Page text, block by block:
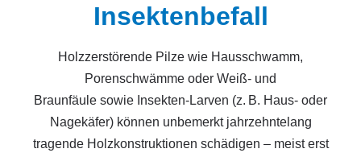
Insektenbefall
Holzzerstörende Pilze wie Hausschwamm,
Porenschwämme oder Weiß‑ und
Braunfäule sowie Insekten‑Larven (z. B. Haus‑ oder
Nagekäfer) können unbemerkt jahrzehntelang
tragende Holzkonstruktionen schädigen – meist erst